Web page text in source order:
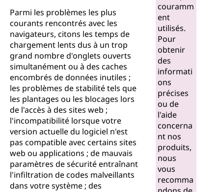
Parmi les problèmes les plus
courants rencontrés avec les
navigateurs, citons les temps de
chargement lents dus à un trop
grand nombre d'onglets ouverts
simultanément ou à des caches
encombrés de données inutiles ;
les problèmes de stabilité tels que
les plantages ou les blocages lors
de l'accès à des sites web ;
l'incompatibilité lorsque votre
version actuelle du logiciel n'est
pas compatible avec certains sites
web ou applications ; de mauvais
paramètres de sécurité entraînant
l'infiltration de codes malveillants
dans votre système ; des
couramm
ent
utilisés.
Pour
obtenir
des
informati
ons
précises
ou de
l'aide
concerna
nt nos
produits,
nous
vous
recomma